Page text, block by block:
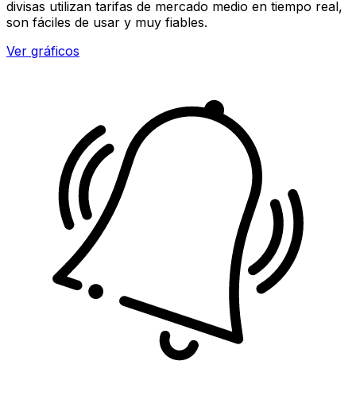
divisas utilizan tarifas de mercado medio en tiempo real,
son fáciles de usar y muy fiables.
Ver gráficos